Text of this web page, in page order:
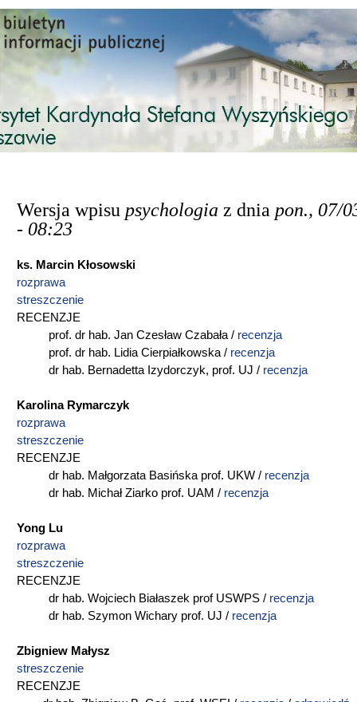
Przejdź do treści
Wersja wpisu psychologia z dnia pon., 07/
- 08:23
ks. Marcin Kłosowski
rozprawa
streszczenie
RECENZJE
prof. dr hab. Jan Czesław Czabała / recenzja
prof. dr hab. Lidia Cierpiałkowska / recenzja
dr hab. Bernadetta Izydorczyk, prof. UJ / recenzja
Karolina Rymarczyk
rozprawa
streszczenie
RECENZJE
dr hab. Małgorzata Basińska prof. UKW / recenzja
dr hab. Michał Ziarko prof. UAM / recenzja
Yong Lu
rozprawa
streszczenie
RECENZJE
dr hab. Wojciech Białaszek prof USWPS / recenzja
dr hab. Szymon Wichary prof. UJ / recenzja
Zbigniew Małysz
streszczenie
RECENZJE